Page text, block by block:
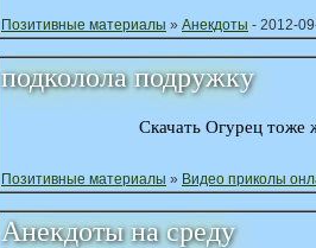
Позитивные материалы » Анекдоты - 2012-
подколола подружку
Скачать Огурец тоже
Позитивные материалы » Видео приколы
Анекдоты на среду